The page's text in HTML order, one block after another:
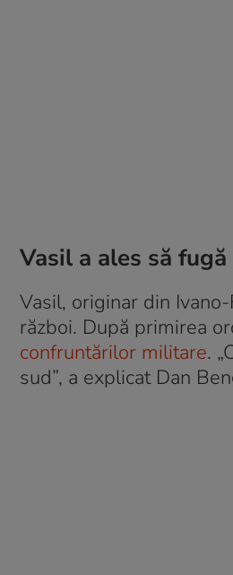
Vasil a ales să
Vasil, originar din
război. După primirea
confruntărilor militare.
sud”, a explicat Dan